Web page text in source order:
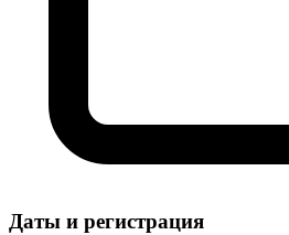
Даты и регистрация